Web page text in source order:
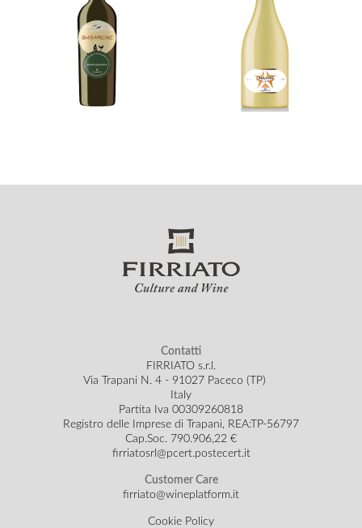
Contatti
FIRRIATO s.r.l.
Via Trapani N. 4 - 91027 Paceco (TP)
Italy
Partita Iva 00309260818
Registro delle Imprese di Trapani, REA:TP-56797
Cap.Soc. 790.906,22 €
firriatosrl@pcert.postecert.it
Customer Care
firriato@wineplatform.it
Cookie Policy